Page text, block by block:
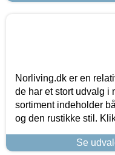
Norliving.dk er en
de har et stort udvalg i
sortiment indeholder
og den rustikke stil.
Se